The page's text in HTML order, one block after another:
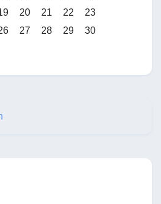
20 21 22
23
27 28 29
30